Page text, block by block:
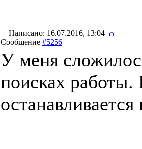
Написано: 16.07.2016, 13:04
Сообщение #5256
У меня
поисках